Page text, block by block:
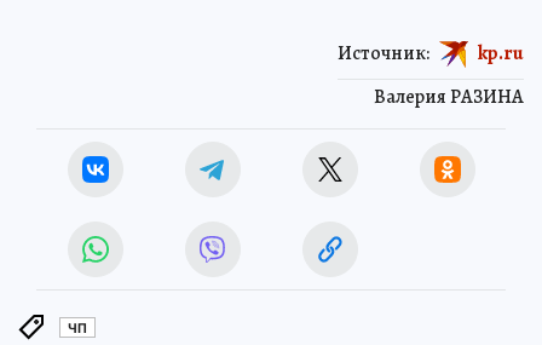
Валерия РАЗИНА
Источник: kp.ru
ЧП